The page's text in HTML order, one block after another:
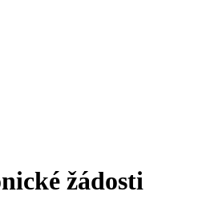
žádosti